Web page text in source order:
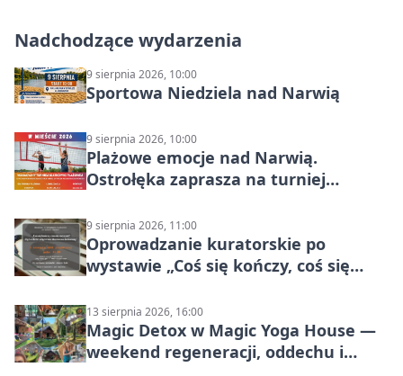
Nadchodzące wydarzenia
9 sierpnia 2026, 10:00
Sportowa Niedziela nad Narwią
9 sierpnia 2026, 10:00
Plażowe emocje nad Narwią.
Ostrołęka zaprasza na turniej
9 sierpnia 2026, 11:00
Oprowadzanie kuratorskie po
wystawie „Coś się kończy, coś się
Mazowsza do Korony”
13 sierpnia 2026, 16:00
Magic Detox w Magic Yoga House —
weekend regeneracji, oddechu i